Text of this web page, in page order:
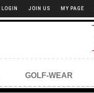
LOGIN JOIN US MY PAGE
GOLF-WEAR